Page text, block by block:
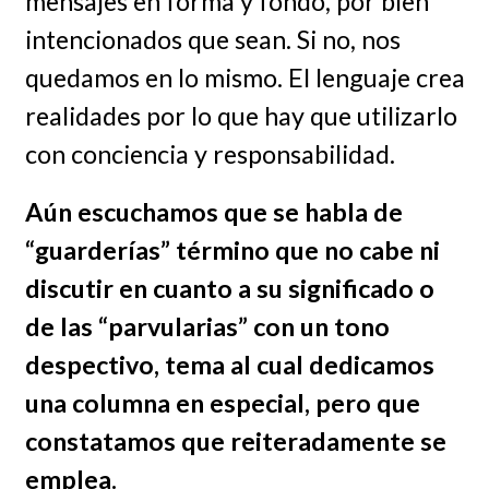
intencionados que sean. Si no, nos
quedamos en lo mismo. El lenguaje crea
realidades por lo que hay que utilizarlo
con conciencia y responsabilidad.
Aún escuchamos que se habla de
“guarderías” término que no cabe ni
discutir en cuanto a su significado o
de las “parvularias” con un tono
despectivo, tema al cual dedicamos
una columna en especial, pero que
constatamos que reiteradamente se
emplea.